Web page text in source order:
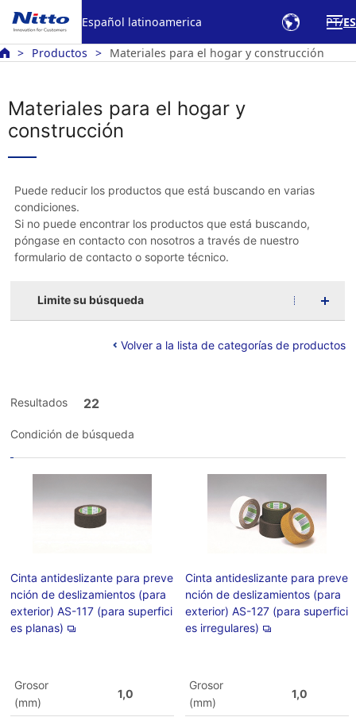
Español latinoamerica PT ES
Productos Materiales para el hogar y construcción
Materiales para el hogar y
construcción
Puede reducir los productos que está buscando en varias
condiciones.
Si no puede encontrar los productos que está buscando,
póngase en contacto con nosotros a través de nuestro
formulario de contacto o soporte técnico.
Limite su búsqueda
Volver a la lista de categorías de productos
Resultados 22
Condición de búsqueda
Cinta antideslizante para preve
nción de deslizamientos (para
exterior) AS-117 (para superfici
es planas)
Grosor
(mm)
1,0
Cinta antideslizante para preve
nción de deslizamientos (para
exterior) AS-127 (para superfici
es irregulares)
Grosor
(mm)
1,0